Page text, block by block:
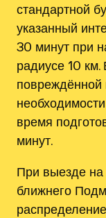
стандартной
указанный
30 минут при
радиусе 10
повреждённой
время
минут.
При выезде на
ближнего